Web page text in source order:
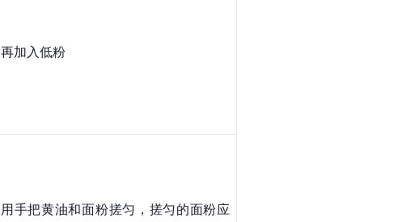
再加入低粉
用手把黄油和面粉搓匀，搓匀的面粉应